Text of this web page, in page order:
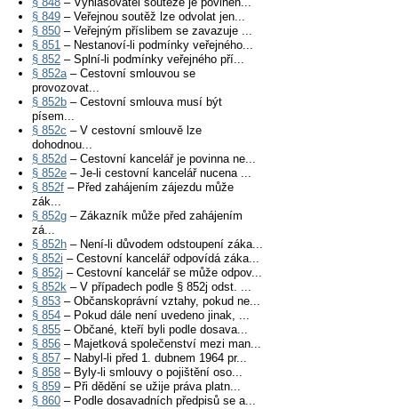
§ 849 – Veřejnou soutěž lze odvolat jen...
§ 850 – Veřejným příslibem se zavazuje ...
§ 851 – Nestanoví-li podmínky veřejného...
§ 852 – Splní-li podmínky veřejného pří...
§ 852a– Cestovní smlouvou se
provozovat...
§ 852b – Cestovní smlouva musí být
písem...
§ 852c – V cestovní smlouvě lze
dohodnou...
§ 852d – Cestovní kancelář je povinna ne...
§ 852e – Je-li cestovní kancelář nucena ...
§ 852f – Před zahájením zájezdu může
zák...
§ 852g – Zákazník může před zahájením
zá...
§ 852h – Není-li důvodem odstoupení záka...
§ 852i – Cestovní kancelář odpovídá záka...
§ 852j – Cestovní kancelář se může odpov...
§ 852k – V případech podle § 852j odst. ...
§ 853 – Občanskoprávní vztahy, pokud ne...
§ 854 – Pokud dále není uvedeno jinak, ...
§ 855 – Občané, kteří byli podle dosava...
§ 856 – Majetková společenství mezi man...
§ 857 – Nabyl-li před 1. dubnem 1964 pr...
§ 858 – Byly-li smlouvy o pojištění oso...
§ 859 – Při dědění se užije práva platn...
§ 860 – Podle dosavadních předpisů se a...